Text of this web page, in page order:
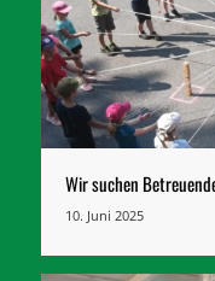
Wir suchen
10. Juni 2025